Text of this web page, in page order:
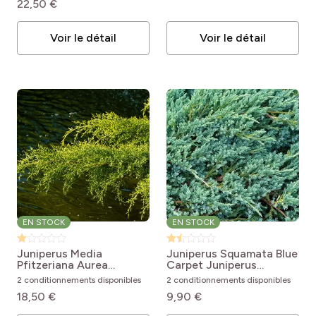
Zone 9b (-3.9 à -1.1°C)
Zone 10a (-1.1 à +1.7°C)
Balcons et terrasses
Haies
obtusa Aurora
22,50 €
Voir le détail Voir le détail
EN STOCK
Juniperus Media
Pfitzeriana Aurea
Juniperus x media
Pfitzeriana Aurea
2 conditionnements disponibles
18,50 €
EN STOCK
Juniperus Squamata Blue
Carpet Juniperus
squamata Blue Carpet
2 conditionnements disponibles
9,90 €